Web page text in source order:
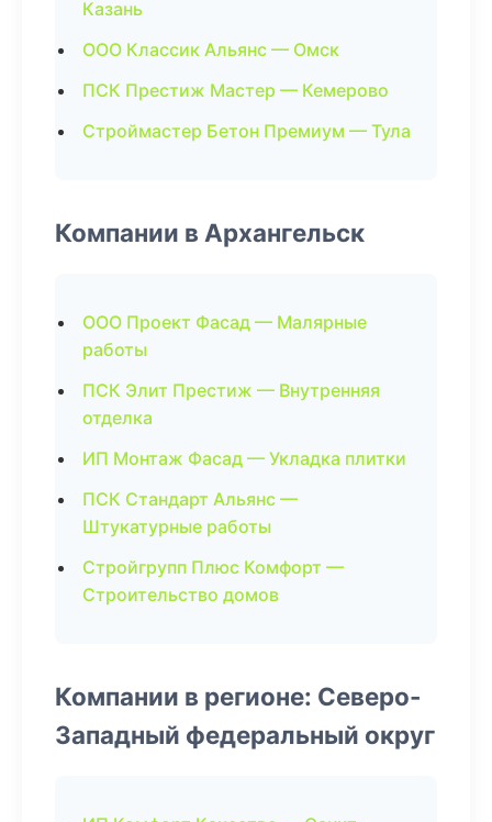
Казань
ООО Классик Альянс — Омск
ПСК Престиж Мастер — Кемерово
Строймастер Бетон Премиум — Тула
Компании в Архангельск
ООО Проект Фасад — Малярные
работы
ПСК Элит Престиж — Внутренняя
отделка
ИП Монтаж Фасад — Укладка плитки
ПСК Стандарт Альянс —
Штукатурные работы
Стройгрупп Плюс Комфорт —
Строительство домов
Компании в регионе: Северо-
Западный федеральный округ